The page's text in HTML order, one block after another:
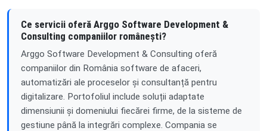
Ce servicii oferă Arggo Software Development &
Consulting companiilor românești?
Arggo Software Development & Consulting oferă
companiilor din România software de afaceri,
automatizări ale proceselor și consultanță pentru
digitalizare. Portofoliul include soluții adaptate
dimensiunii și domeniului fiecărei firme, de la sisteme de
gestiune până la integrări complexe. Compania se